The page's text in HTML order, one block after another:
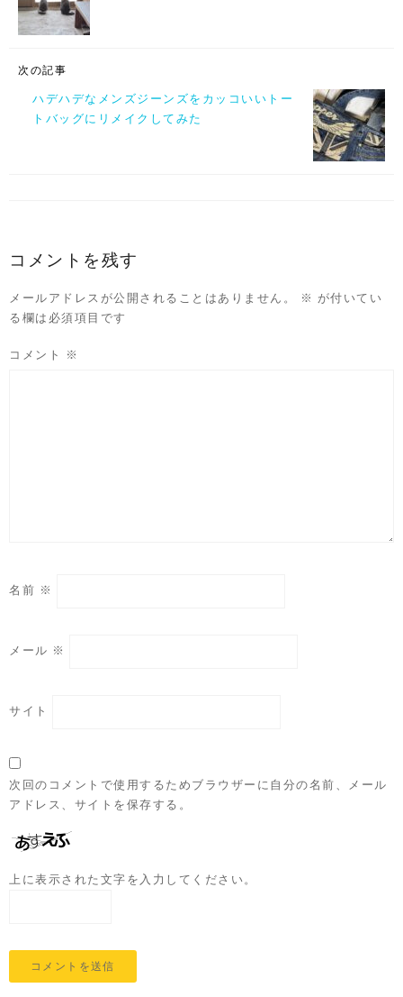
次の記事
ハデハデなメンズジーンズをカッコいいトー
トバッグにリメイクしてみた
コメントを残す
メールアドレスが公開されることはありません。 ※
が付いてい
る欄は必須項目です
コメント ※
名前 ※
メール ※
サイト
次回のコメントで使用するためブラウザーに自分の名前、メール
アドレス、サイトを保存する。
上に表示された文字を入力してください。